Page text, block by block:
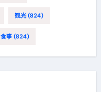
観光(824)
食事(824)